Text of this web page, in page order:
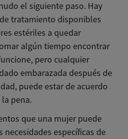
el siguiente paso. Hay
tratamiento disponibles
estériles a quedar
algún tiempo encontrar
pero cualquier
embarazada después de
puede estar de acuerdo
pena.
que una mujer puede
específicas de